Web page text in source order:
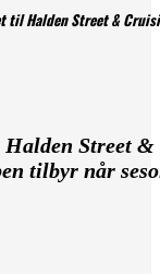
Halden Street &
Street
tilbyr når